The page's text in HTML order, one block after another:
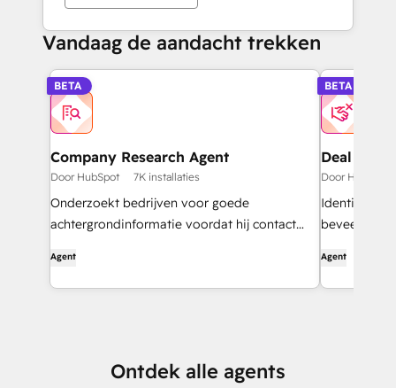
Vandaag de aandacht trekken
BETA
Company Research Agent
Door HubSpot 7K installaties
Onderzoekt bedrijven voor goede
achtergrondinformatie voordat hij contact
Agent
BETA
Deal Loss
Door HubSpot
Identificeert
beveelt
Agent
Ontdek alle agents